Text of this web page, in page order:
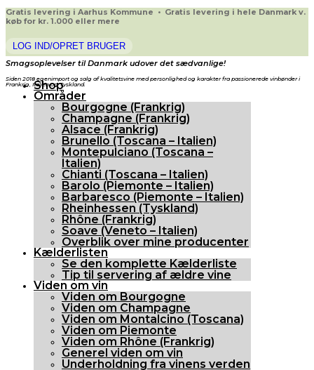
Gratis levering i Aarhus Kommune • Gratis levering i hele Danmark v.
køb for kr. 1.000 eller mere
LOG IND/OPRET BRUGER
Smagsoplevelser til Danmark udover det sædvanlige!
Siden 2018 egenimport og salg af kvalitetsvine med personlighed og karakter fra passionerede vinbønder i
Frankrig, Italien og Tyskland.
Shop
Områder
Bourgogne (Frankrig)
Champagne (Frankrig)
Alsace (Frankrig)
Brunello (Toscana – Italien)
Montepulciano (Toscana –
Italien)
Chianti (Toscana – Italien)
Barolo (Piemonte – Italien)
Barbaresco (Piemonte – Italien)
Rheinhessen (Tyskland)
Rhône (Frankrig)
Soave (Veneto – Italien)
Overblik over mine producenter
Kælderlisten
Se den komplette Kælderliste
Tip til servering af ældre vine
Viden om vin
Viden om Bourgogne
Viden om Champagne
Viden om Montalcino (Toscana)
Viden om Piemonte
Viden om Rhône (Frankrig)
Generel viden om vin
Underholdning fra vinens verden